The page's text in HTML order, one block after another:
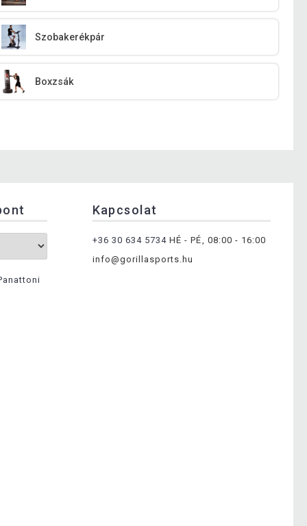
Szobakerékpár
Boxzsák
Kapcsolat
+36 30 634 5734 HÉ - PÉ, 08:00 - 16:00
info@gorillasports.hu